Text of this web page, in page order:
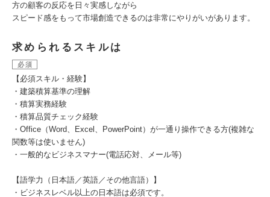
方の顧客の反応を日々実感しながら
スピード感をもって市場創造できるのは非常にやりがいがあります。
求められるスキルは
必須
【必須スキル・経験】
・建築積算基準の理解
・積算実務経験
・積算品質チェック経験
・Office（Word、Excel、PowerPoint）が一通り操作できる方(複雑な
関数等は使いません)
・一般的なビジネスマナー(電話応対、メール等)
【語学力（日本語／英語／その他言語）】
・ビジネスレベル以上の日本語は必須です。